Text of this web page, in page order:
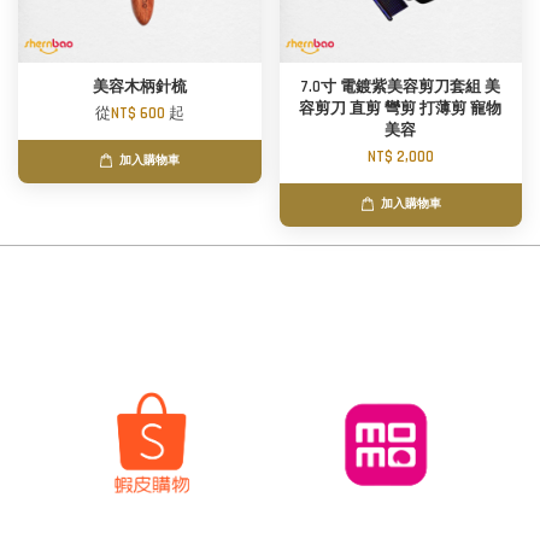
美容木柄針梳
從NT$ 600 起
加入購物車
7.0寸 電鍍紫美容剪刀套組 美
容剪刀 直剪 彎剪 打薄剪 寵物
美容
NT$ 2,000
加入購物車